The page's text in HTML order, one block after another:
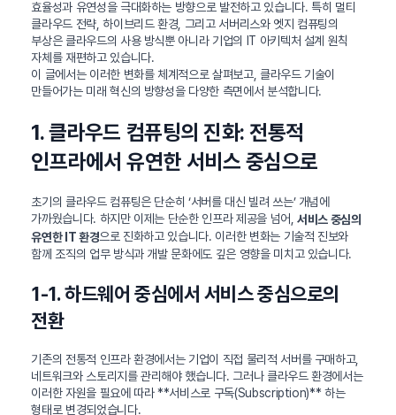
효율성과 유연성을 극대화하는 방향으로 발전하고 있습니다. 특히 멀티
클라우드 전략, 하이브리드 환경, 그리고 서버리스와 엣지 컴퓨팅의
부상은 클라우드의 사용 방식뿐 아니라 기업의 IT 아키텍처 설계 원칙
자체를 재편하고 있습니다.
이 글에서는 이러한 변화를 체계적으로 살펴보고, 클라우드 기술이
만들어가는 미래 혁신의 방향성을 다양한 측면에서 분석합니다.
1. 클라우드 컴퓨팅의 진화: 전통적
인프라에서 유연한 서비스 중심으로
초기의 클라우드 컴퓨팅은 단순히 ‘서버를 대신 빌려 쓰는’ 개념에
가까웠습니다. 하지만 이제는 단순한 인프라 제공을 넘어,서비스 중심의
유연한 IT 환경으로 진화하고 있습니다. 이러한 변화는 기술적 진보와
함께 조직의 업무 방식과 개발 문화에도 깊은 영향을 미치고 있습니다.
1-1. 하드웨어 중심에서 서비스 중심으로의
전환
기존의 전통적 인프라 환경에서는 기업이 직접 물리적 서버를 구매하고,
네트워크와 스토리지를 관리해야 했습니다. 그러나 클라우드 환경에서는
이러한 자원을 필요에 따라 **서비스로 구독(Subscription)** 하는
형태로 변경되었습니다.